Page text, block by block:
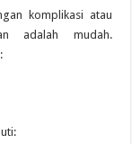
komplikasi atau
adalah mudah.